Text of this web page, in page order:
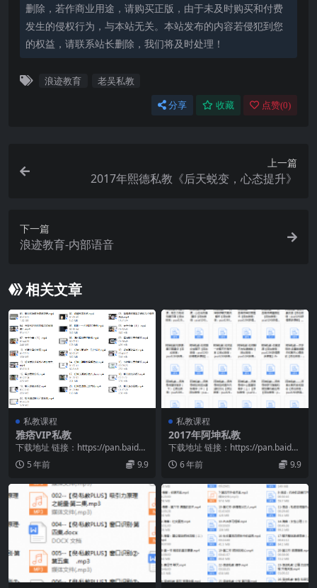
删除，若作商业用途，请购买正版，由于未及时购买和付费
发生的侵权行为，与本站无关。本站发布的内容若侵犯到您
的权益，请联系站长删除，我们将及时处理！
浪迹教育 老吴私教
分享 收藏 点赞(0)
上一篇
2017年熙德私教《后天蜕变，心态提升》
下一篇
浪迹教育-内部语音
相关文章
私教课程
雅痞VIP私教
下载地址 链接：https://pan.baidu.
com/s/1gORZ5qP...
5 年前 9.9
私教课程
2017年阿坤私教
下载地址 链接：https://pan.baidu.
com/s/1KhCRNVY...
6 年前 9.9